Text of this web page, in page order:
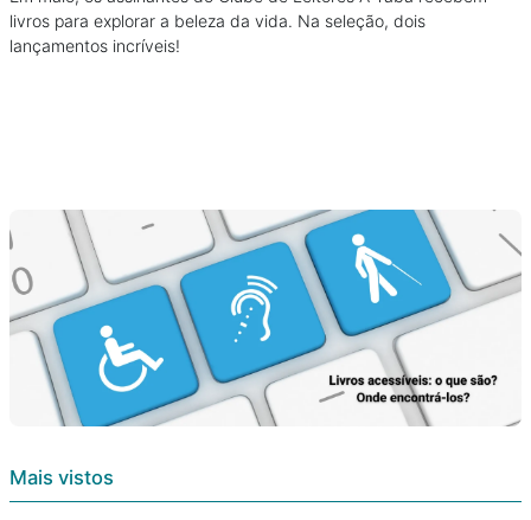
livros para explorar a beleza da vida. Na seleção, dois
lançamentos incríveis!
Mais vistos